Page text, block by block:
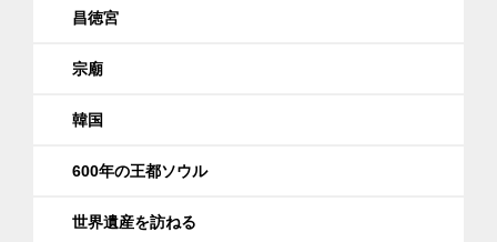
昌徳宮
宗廟
韓国
600年の王都ソウル
世界遺産を訪ねる